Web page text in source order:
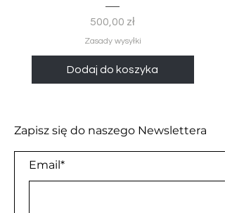
Cena
500,00 zł
Zasady wysyłki
Dodaj do koszyka
Zapisz się do naszego Newslettera
Email*